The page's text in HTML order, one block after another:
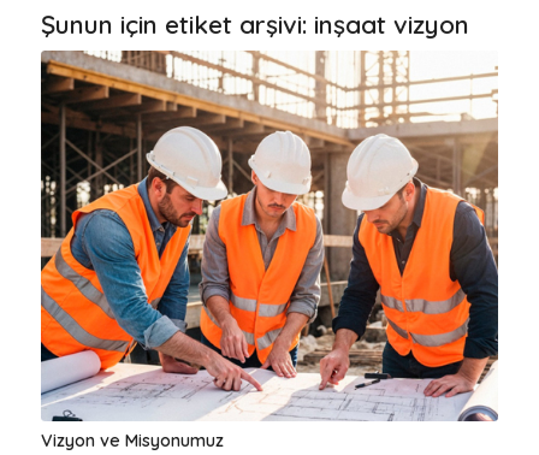
Şunun için etiket arşivi: inşaat vizyon
Vizyon ve Misyonumuz